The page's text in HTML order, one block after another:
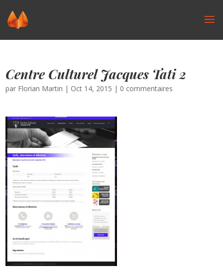
Centre Culturel Jacques Tati 2
par Florian Martin | Oct 14, 2015 | 0 commentaires